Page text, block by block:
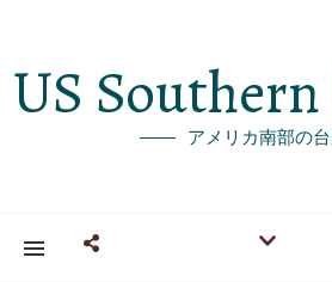
US
アメリカ南部の